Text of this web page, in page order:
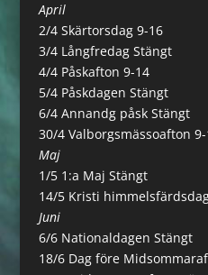
April
2/4 Skärtorsdag 9-16
3/4 Långfredag Stängt
4/4 Påskafton 9-14
5/4 Påskdagen Stängt
6/4 Annandg påsk Stängt
30/4 Valborgsmässoafton
Maj
1/5 1:a Maj Stängt
14/5 Kristi
Juni
6/6 Nationaldagen Stängt
18/6 Dag före